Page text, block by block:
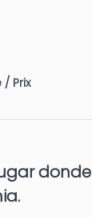
Prix
donde